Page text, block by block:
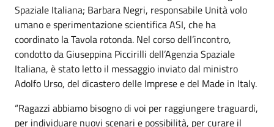
Spaziale Italiana; Barbara Negri, responsabile Unità volo
umano e sperimentazione scientifica ASI, che ha
coordinato la Tavola rotonda. Nel corso dell’incontro,
condotto da Giuseppina Piccirilli dell’Agenzia Spaziale
Italiana, è stato letto il messaggio inviato dal ministro
Adolfo Urso, del dicastero delle Imprese e del Made in Italy.
“Ragazzi abbiamo bisogno di voi per raggiungere traguardi,
per individuare nuovi scenari e possibilità, per curare il